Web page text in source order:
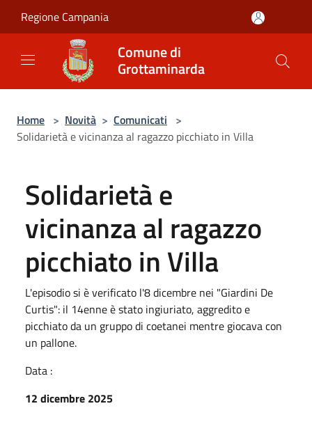
Regione Campania
Comune di
Grottaminarda
Home > Novità > Comunicati >
Solidarietà e vicinanza al ragazzo picchiato in Villa
Solidarietà e
vicinanza al ragazzo
picchiato in Villa
L'episodio si è verificato l'8 dicembre nei "Giardini De
Curtis": il 14enne è stato ingiuriato, aggredito e
picchiato da un gruppo di coetanei mentre giocava con
un pallone.
Data :
12 dicembre 2025